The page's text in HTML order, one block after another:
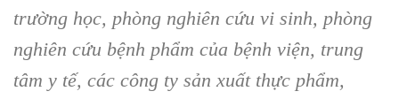
trường học, phòng nghiên cứu vi sinh, phòng
nghiên cứu bệnh phẩm của bệnh viện, trung
tâm y tế, các công ty sản xuất thực phẩm,